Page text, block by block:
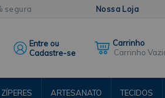
segura Nossa Loja
Entre ou
Cadastre-se
Carrinho
ZÍPERES ARTESANATO TECIDOS